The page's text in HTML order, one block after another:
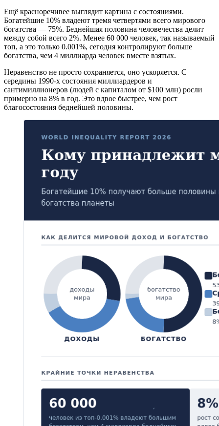
Ещё красноречивее выглядит картина с состояниями.
Богатейшие 10% владеют тремя четвертями всего мирового
богатства — 75%. Беднейшая половина человечества делит
между собой всего 2%. Менее 60 000 человек, так называемый
топ, а это только 0.001%, сегодня контролируют больше
богатства, чем 4 миллиарда человек вместе взятых.
Неравенство не просто сохраняется, оно ускоряется. С
середины 1990-х состояния миллиардеров и
сантимиллионеров (людей с капиталом от $100 млн) росли
примерно на 8% в год. Это вдвое быстрее, чем рост
благосостояния беднейшей половины.